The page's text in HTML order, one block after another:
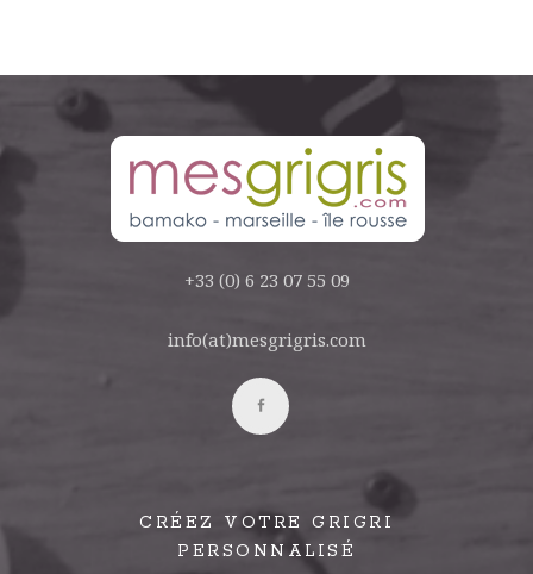
+33 (0) 6 23 07 55 09
info(at)mesgrigris.com
CRÉEZ VOTRE GRIGRI
PERSONNALISÉ